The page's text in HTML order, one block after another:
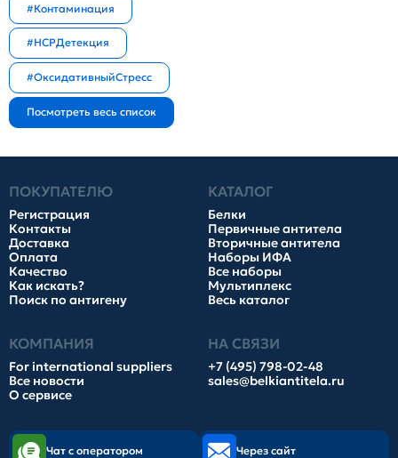
#Контаминация
#HCPДетекция
#ОксидативныйСтресс
ПОКУПАТЕЛЮ
Регистрация
Контакты
Доставка
Оплата
Качество
Как искать?
Поиск по антигену
КАТАЛОГ
Белки
Первичные антитела
Вторичные антитела
Наборы ИФА
Все наборы
Мультиплекс
Весь каталог
КОМПАНИЯ
For international suppliers
Все новости
О сервисе
НА СВЯЗИ
+7 (495) 798-02-48
sales@belkiantitela.ru
Чат с оператором Через сайт